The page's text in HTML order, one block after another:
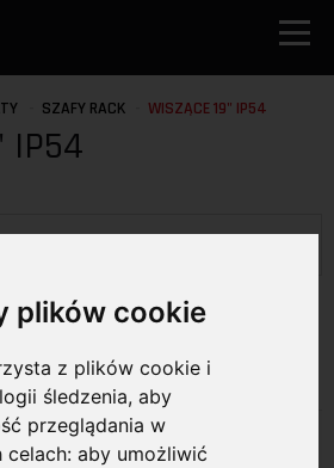
plików cookie
z plików cookie i
śledzenia, aby
przeglądania w
celach:aby umożliwić
SZAFY RACK WISZĄCE 19" IP54
IP54